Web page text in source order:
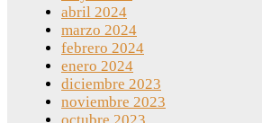
abril 2024
marzo 2024
febrero 2024
enero 2024
diciembre 2023
noviembre 2023